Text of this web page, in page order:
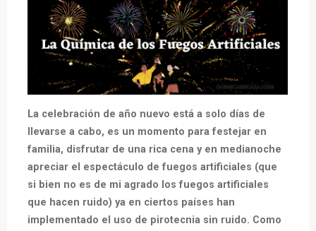
La celebración de año nuevo está a solo días de
llevarse a cabo, es un momento para festejar en
familia, disfrutar de una rica cena y en medianoche
apreciar el espectáculo de fuegos artificiales (que
si bien no es de mi agrado los fuegos artificiales
que hacen ruido) ya en ciertos países han
implementado el uso de pirotecnia sin ruido. Como